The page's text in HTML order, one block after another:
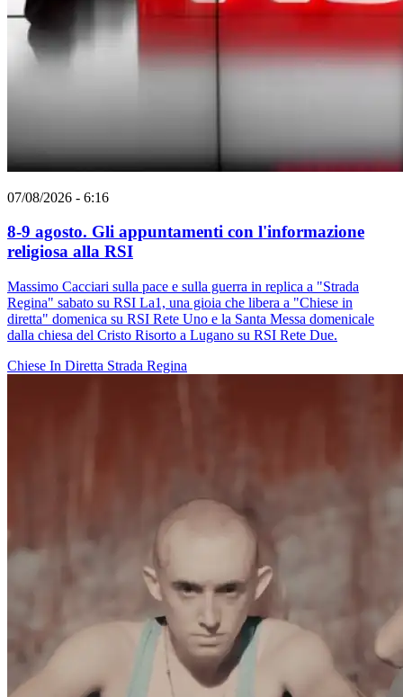
07/08/2026 - 6:16
8-9 agosto. Gli appuntamenti con l'informazione
religiosa alla RSI
Massimo Cacciari sulla pace e sulla guerra in replica a "Strada
Regina" sabato su RSI La1, una gioia che libera a "Chiese in
diretta" domenica su RSI Rete Uno e la Santa Messa domenicale
dalla chiesa del Cristo Risorto a Lugano su RSI Rete Due.
Chiese In Diretta Strada Regina